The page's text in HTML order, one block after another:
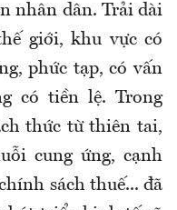
nhân dân. Trải dài
giới, khu vực có
phức tạp, có vấn
có tiền lệ. Trong
thức từ thiên tai,
cung ứng, cạnh
sách thuế... đã